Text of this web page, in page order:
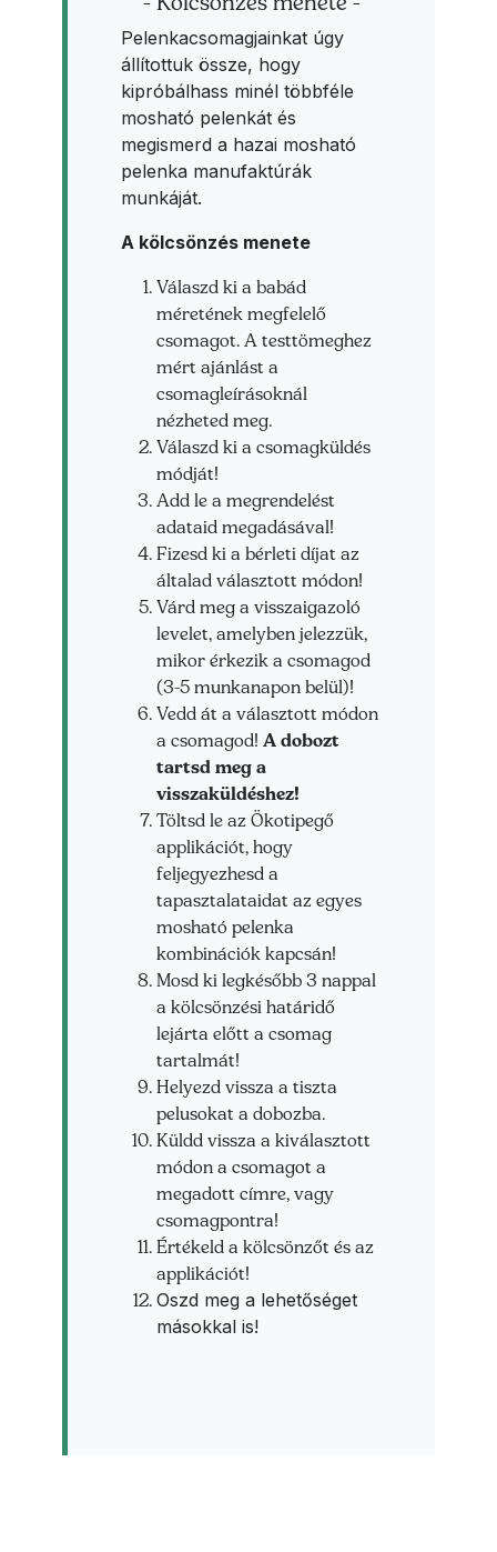
Pelenkacsomagjainkat úgy
állítottuk össze, hogy
kipróbálhass minél többféle
mosható pelenkát és
megismerd a hazai mosható
pelenka manufaktúrák
munkáját.
A kölcsönzés menete
Válaszd ki a babád
méretének megfelelő
csomagot. A testtömeghez
mért ajánlást a
csomagleírásoknál
nézheted meg.
Válaszd ki a csomagküldés
módját!
Add le a megrendelést
adataid megadásával!
Fizesd ki a bérleti díjat az
általad választott módon!
Várd meg a visszaigazoló
levelet, amelyben jelezzük,
mikor érkezik a csomagod
(3-5 munkanapon belül)!
Vedd át a választott módon
a csomagod! A dobozt
tartsd meg a
visszaküldéshez!
Töltsd le az Ökotipegő
applikációt, hogy
feljegyezhesd a
tapasztalataidat az egyes
mosható pelenka
kombinációk kapcsán!
Mosd ki legkésőbb 3 nappal
a kölcsönzési határidő
lejárta előtt a csomag
tartalmát!
Helyezd vissza a tiszta
pelusokat a dobozba.
Küldd vissza a kiválasztott
módon a csomagot a
megadott címre, vagy
csomagpontra!
Értékeld a kölcsönzőt és az
applikációt!
Oszd meg a lehetőséget
másokkal is!